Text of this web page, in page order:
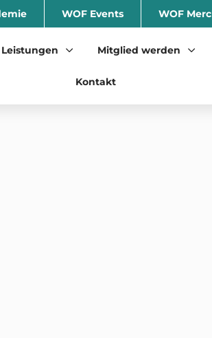
WOF Events WOF
Leistungen Mitglied werden
Kontakt